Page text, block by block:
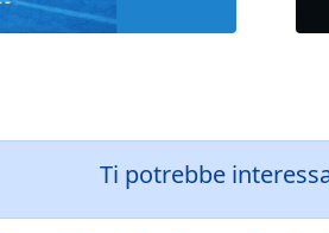
Ti potrebbe